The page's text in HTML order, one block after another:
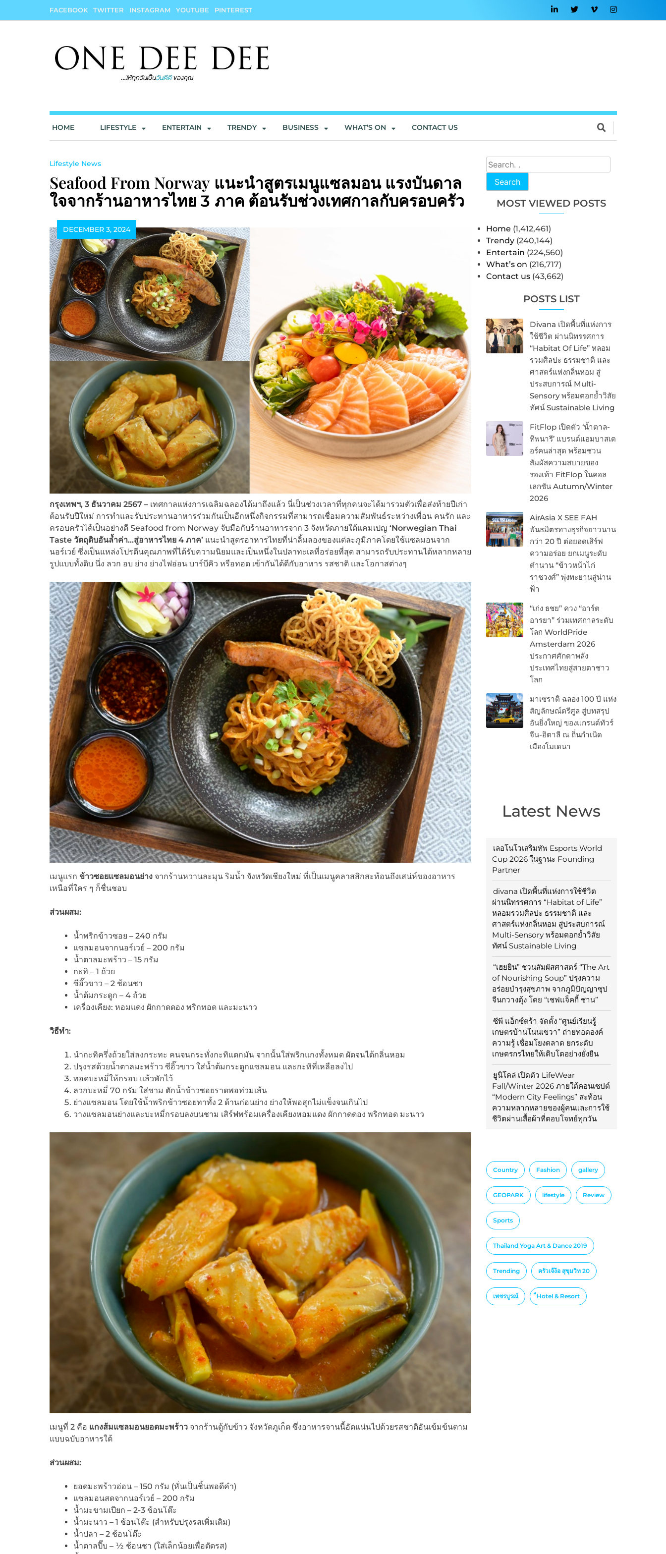
FACEBOOK TWITTER INSTAGRAM YOUTUBE PINTEREST
HOME LIFESTYLE ENTERTAIN TRENDY BUSINESS WHAT’S ON CONTACT US
Search
MOST VIEWED POSTS
Home (1,412,461)
Trendy (240,144)
Entertain (224,560)
What’s on (216,717)
Contact us (43,662)
POSTS LIST
Divana เปิดพื้นที่แห่งการ
ใช้ชีวิต ผ่านนิทรรศการ
“Habitat Of Life” หลอม
รวมศิลปะ ธรรมชาติ และ
ศาสตร์แห่งกลิ่นหอม สู่
ประสบการณ์ Multi-
Sensory พร้อมตอกย้ำวิสัย
ทัศน์ Sustainable Living
FitFlop เปิดตัว ‘น้ำตาล-
ทิพนารี’ แบรนด์แอมบาสเด
อร์คนล่าสุด พร้อมชวน
สัมผัสความสบายของ
รองเท้า FitFlop ในคอล
เลกชัน Autumn/Winter
2026
AirAsia X SEE FAH
พันธมิตรทางธุรกิจยาวนาน
กว่า 20 ปี ต่อยอดเสิร์ฟ
ความอร่อย ยกเมนูระดับ
ตำนาน “ข้าวหน้าไก่
ราชวงศ์” พุ่งทะยานสู่น่าน
ฟ้า
“เก่ง ธชย” ควง “อาร์ต
อารยา” ร่วมเทศกาลระดับ
โลก WorldPride
Amsterdam 2026
ประกาศศักดาพลัง
ประเทศไทยสู่สายตาชาว
โลก
มาเซราติ ฉลอง 100 ปี แห่ง
สัญลักษณ์ตรีศูล สู่บทสรุป
อันยิ่งใหญ่ ของแกรนด์ทัวร์
จีน-อิตาลี ณ ถิ่นกำเนิด
เมืองโมเดนา
Latest News
เลอโนโวเสริมทัพ Esports World
Cup 2026 ในฐานะ Founding
Partner
divana เปิดพื้นที่แห่งการใช้ชีวิต
ผ่านนิทรรศการ “Habitat of Life”
หลอมรวมศิลปะ ธรรมชาติ และ
ศาสตร์แห่งกลิ่นหอม สู่ประสบการณ์
Multi-Sensory พร้อมตอกย้ำวิสัย
ทัศน์ Sustainable Living
“เฮยยิน” ชวนสัมผัสศาสตร์ “The Art
of Nourishing Soup” ปรุงความ
อร่อยบำรุงสุขภาพ จากภูมิปัญญาซุป
จีนกวางตุ้ง โดย “เชฟแจ็คกี้ ชาน”
ซีพี แอ็กซ์ตร้า จัดตั้ง “ศูนย์เรียนรู้
เกษตรบ้านโนนเขวา” ถ่ายทอดองค์
ความรู้ เชื่อมโยงตลาด ยกระดับ
เกษตรกรไทยให้เติบโตอย่างยั่งยืน
ยูนิโคล่ เปิดตัว LifeWear
Fall/Winter 2026 ภายใต้คอนเซปต์
“Modern City Feelings” สะท้อน
ความหลากหลายของผู้คนและการใช้
ชีวิตผ่านเสื้อผ้าที่ตอบโจทย์ทุกวัน
Country Fashion gallery
GEOPARK lifestyle Review
Sports
Thailand Yoga Art & Dance 2019
Trending ครัวเจ๊ง้อ สุขุมวิท 20
เพชรบูรณ์ ็Hotel & Resort
Lifestyle News
Seafood From Norway แนะนำสูตรเมนูแซลมอน แรงบันดาล
ใจจากร้านอาหารไทย 3 ภาค ต้อนรับช่วงเทศกาลกับครอบครัว
DECEMBER 3, 2024
กรุงเทพฯ, 3 ธันวาคม 2567 – เทศกาลแห่งการเฉลิมฉลองได้มาถึงแล้ว นี่เป็นช่วงเวลาที่ทุกคนจะได้มารวมตัวเพื่อส่งท้ายปีเก่า
ต้อนรับปีใหม่ การทำและรับประทานอาหารร่วมกันเป็นอีกหนึ่งกิจกรรมที่สามารถเชื่อมความสัมพันธ์ระหว่างเพื่อน คนรัก และ
ครอบครัวได้เป็นอย่างดี Seafood from Norway จับมือกับร้านอาหารจาก 3 จังหวัดภายใต้แคมเปญ ‘Norwegian Thai
Taste วัตถุดิบอันล้ำค่า…สู่อาหารไทย 4 ภาค’แนะนำสูตรอาหารไทยที่น่าลิ้มลองของแต่ละภูมิภาคโดยใช้แซลมอนจาก
นอร์เวย์ ซึ่งเป็นแหล่งโปรตีนคุณภาพที่ได้รับความนิยมและเป็นหนึ่งในปลาทะเลที่อร่อยที่สุด สามารถรับประทานได้หลากหลาย
รูปแบบทั้งดิบ นึ่ง ลวก อบ ย่าง ย่างไฟอ่อน บาร์บีคิว หรือทอด เข้ากันได้ดีกับอาหาร รสชาติ และโอกาสต่างๆ
เมนูแรก ข้าวซอยแซลมอนย่าง จากร้านหวานละมุน ริมน้ำ จังหวัดเชียงใหม่ ที่เป็นเมนูคลาสสิกสะท้อนถึงเสน่ห์ของอาหาร
เหนือที่ใคร ๆ ก็ชื่นชอบ
ส่วนผสม:
น้ำพริกข้าวซอย – 240 กรัม
แซลมอนจากนอร์เวย์ – 200 กรัม
น้ำตาลมะพร้าว – 15 กรัม
กะทิ – 1 ถ้วย
ซีอิ๊วขาว – 2 ช้อนชา
น้ำต้มกระดูก – 4 ถ้วย
เครื่องเคียง: หอมแดง ผักกาดดอง พริกทอด และมะนาว
วิธีทำ:
นำกะทิครึ่งถ้วยใส่ลงกระทะ คนจนกระทั่งกะทิแตกมัน จากนั้นใส่พริกแกงทั้งหมด ผัดจนได้กลิ่นหอม
ปรุงรสด้วยน้ำตาลมะพร้าว ซีอิ๊วขาว ใส่น้ำต้มกระดูกแซลมอน และกะทิที่เหลือลงไป
ทอดบะหมี่ให้กรอบ แล้วพักไว้
ลวกบะหมี่ 70 กรัม ใส่ชาม ตักน้ำข้าวซอยราดพอท่วมเส้น
ย่างแซลมอน โดยใช้น้ำพริกข้าวซอยทาทั้ง 2 ด้านก่อนย่าง ย่างให้พอสุกไม่แข็งจนเกินไป
วางแซลมอนย่างและบะหมี่กรอบลงบนชาม เสิร์ฟพร้อมเครื่องเคียงหอมแดง ผักกาดดอง พริกทอด มะนาว
เมนูที่ 2 คือ แกงส้มแซลมอนยอดมะพร้าว จากร้านตู้กับข้าว จังหวัดภูเก็ต ซึ่งอาหารจานนี้อัดแน่นไปด้วยรสชาติอันเข้มข้นตาม
แบบฉบับอาหารใต้
ส่วนผสม:
ยอดมะพร้าวอ่อน – 150 กรัม (หั่นเป็นชิ้นพอดีคำ)
แซลมอนสดจากนอร์เวย์ – 200 กรัม
น้ำมะขามเปียก – 2-3 ช้อนโต๊ะ
น้ำมะนาว – 1 ช้อนโต๊ะ (สำหรับปรุงรสเพิ่มเติม)
น้ำปลา – 2 ช้อนโต๊ะ
น้ำตาลปี๊บ – ½ ช้อนชา (ใส่เล็กน้อยเพื่อตัดรส)